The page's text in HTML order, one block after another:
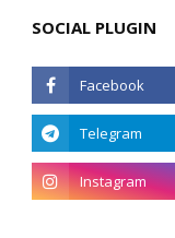
SOCIAL PLUGIN